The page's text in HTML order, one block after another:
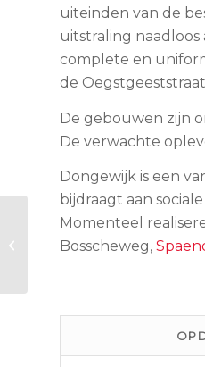
uiteinden van de
uitstraling naadloos
complete en
de
De gebouwen zijn
De verwachte
Dongewijk is een
bijdraagt aan
Momenteel
Bosscheweg,
Crossroads – Tilburg